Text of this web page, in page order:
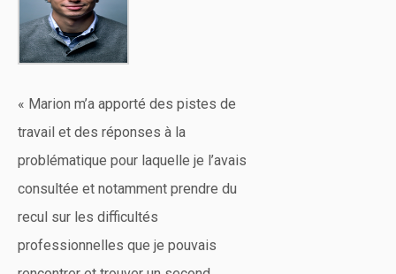
« Marion m’a apporté des pistes de
travail et des réponses à la
problématique pour laquelle je l’avais
consultée et notamment prendre du
recul sur les difficultés
professionnelles que je pouvais